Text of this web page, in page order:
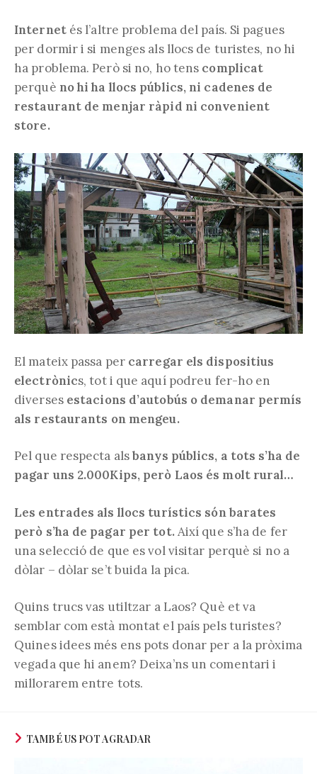
Internetés l’altre problema del país. Si pagues
per dormir i si menges als llocs de turistes, no hi
ha problema. Però si no, ho tens complicat
perquè no hi ha llocs públics, ni cadenes de
restaurant de menjar ràpid ni convenient
store.
El mateix passa per carregar els dispositius
electrònics, tot i que aquí podreu fer-ho en
diverses estacions d’autobús o demanar permís
als restaurants on mengeu.
Pel que respecta alsbanys públics, a tots s’ha de
pagar uns 2.000Kips, però Laos és molt rural…
Les entrades als llocs turístics són barates
però s’ha de pagar per tot.Així que s’ha de fer
una selecció de que es vol visitar perquè si no a
dòlar – dòlar se’t buida la pica.
Quins trucs vas utiltzar a Laos? Què et va
semblar com està montat el país pels turistes?
Quines idees més ens pots donar per a la pròxima
vegada que hi anem? Deixa’ns un comentari i
millorarem entre tots.
TAMBÉ US POT AGRADAR